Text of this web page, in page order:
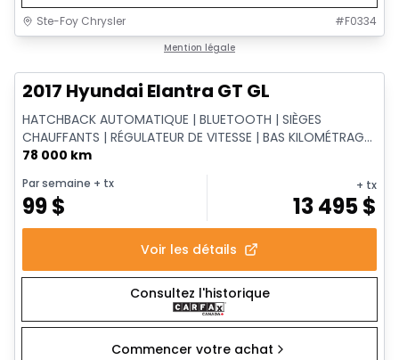
Ste-Foy Chrysler #F0334
Mention légale
2017 Hyundai Elantra GT GL
HATCHBACK AUTOMATIQUE | BLUETOOTH | SIÈGES
CHAUFFANTS | RÉGULATEUR DE VITESSE | BAS KILOMÉTRAGE
| HA...
78 000 km
Par semaine + tx
99$
+ tx
13 495$
Voir les détails
Consultez l'historique
Commencer votre achat